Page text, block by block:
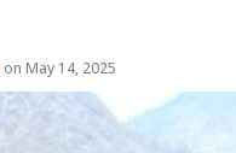
May 14, 2025